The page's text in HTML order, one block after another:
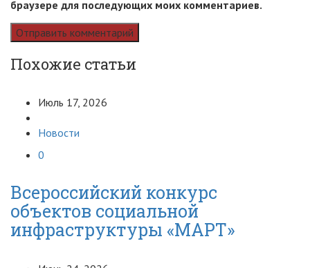
браузере для последующих моих комментариев.
Похожие статьи
Июль 17, 2026
Новости
0
Всероссийский конкурс
объектов социальной
инфраструктуры «МАРТ»